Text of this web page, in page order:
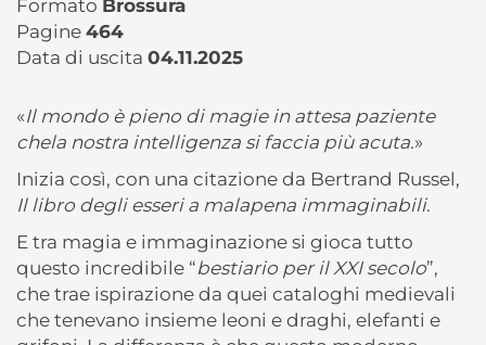
Formato Brossura
Pagine 464
Data di uscita 04.11.2025
«Il mondo è pieno di magie in attesa paziente
chela nostra intelligenza si faccia più acuta.»
Inizia così, con una citazione da Bertrand Russel,
Il libro degli esseri a malapena immaginabili.
E tra magia e immaginazione si gioca tutto
questo incredibile “bestiario per il XXI secolo”,
che trae ispirazione da quei cataloghi medievali
che tenevano insieme leoni e draghi, elefanti e